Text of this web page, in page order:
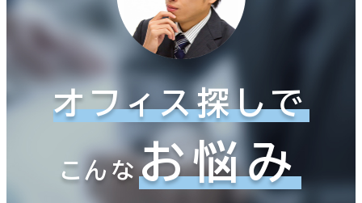
オフィス探しで
こんなお悩み